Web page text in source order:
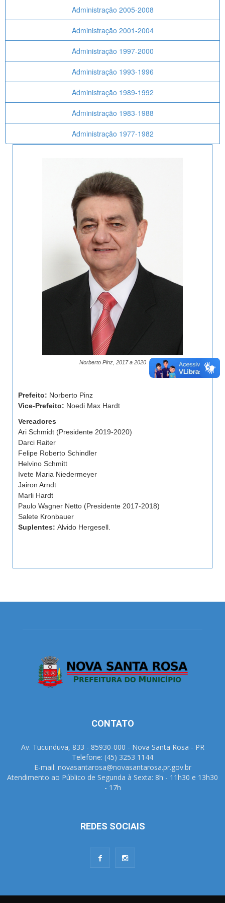
Administração 2005-2008
Administração 2001-2004
Administração 1997-2000
Administração 1993-1996
Administração 1989-1992
Administração 1983-1988
Administração 1977-1982
Norberto Pinz, 2017 a 2020
Prefeito: Norberto Pinz
Vice-Prefeito: Noedi Max Hardt
Vereadores
Ari Schmidt (Presidente 2019-2020)
Darci Raiter
Felipe Roberto Schindler
Helvino Schmitt
Ivete Maria Niedermeyer
Jairon Arndt
Marli Hardt
Paulo Wagner Netto (Presidente 2017-2018)
Salete Kronbauer
Suplentes: Alvido Hergesell.
CONTATO
Av. Tucunduva, 833 - 85930-000 - Nova Santa Rosa - PR
Telefone: (45) 3253 1144
E-mail: novasantarosa@novasantarosa.pr.gov.br
Atendimento ao Público de Segunda à Sexta: 8h - 11h30 e 13h30
- 17h
REDES SOCIAIS